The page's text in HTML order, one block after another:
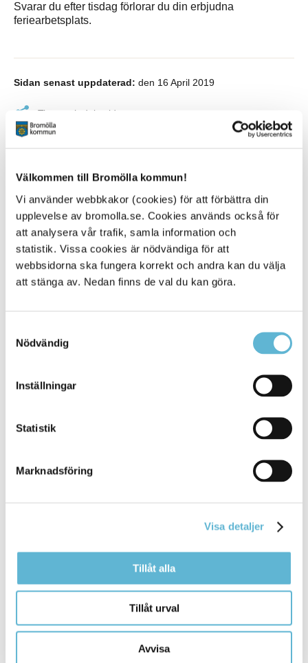
Välkommen till Bromölla kommun!
Vi använder webbkakor (cookies) för att förbättra din
upplevelse av bromolla.se. Cookies används också för
att analysera vår trafik, samla information och
statistik. Vissa cookies är nödvändiga för att
webbsidorna ska fungera korrekt och andra kan du välja
att stänga av. Nedan finns de val du kan göra.
Nödvändig
Inställningar
Statistik
Marknadsföring
Visa detaljer
Tillåt alla
Tillåt urval
Avvisa
Svarar du efter tisdag förlorar du din erbjudna
feriearbetsplats.
Sidan senast uppdaterad: den 16 April 2019
Tipsa och dela sidan
Skriv ut
Postadress
E-post
www.bromolla.se
SNABBVAL
Anslagstavla